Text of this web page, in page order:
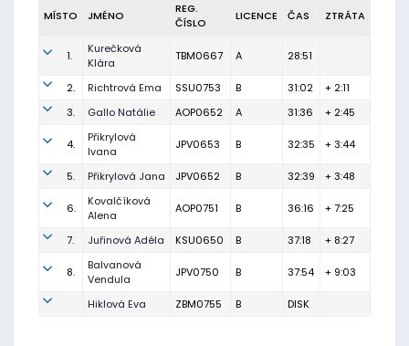
MÍSTO JMÉNO
REG.
ČÍSLO
LICENCE ČAS ZTRÁTA
1.
Kurečková
Klára
TBM0667 A 28:51
2. Richtrová Ema SSU0753 B 31:02
+ 2:11
3.
Gallo Natálie AOP0652 A 31:36 + 2:45
4.
Přikrylová
Ivana
JPV0653 B 32:35 + 3:44
5. Přikrylová Jana JPV0652 B 32:39 + 3:48
6.
Kovalčíková
Alena
AOP0751 B 36:16 + 7:25
7. Juřinová Adéla KSU0650 B 37:18 + 8:27
8.
Balvanová
Vendula
JPV0750 B 37:54 + 9:03
Hiklová Eva ZBM0755 B DISK